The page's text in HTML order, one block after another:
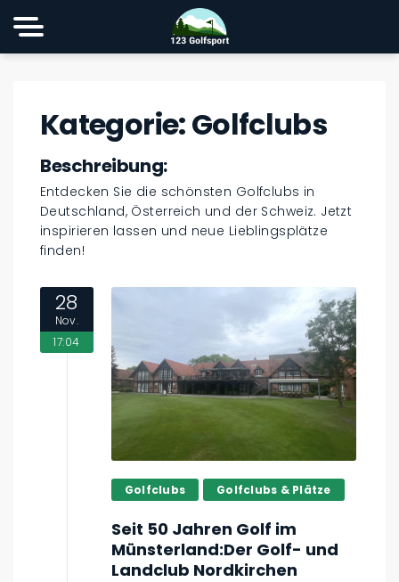
Kategorie:Golfclubs
Beschreibung:
Entdecken Sie die schönsten Golfclubs in
Deutschland, Österreich und der Schweiz. Jetzt
inspirieren lassen und neue Lieblingsplätze
finden!
28
Nov.
17:04
Golfclubs Golfclubs & Plätze
Seit 50 Jahren Golf im
Münsterland:Der Golf- und
Landclub Nordkirchen